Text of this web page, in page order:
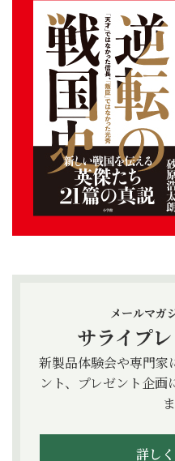
メールマガ
サライプ
新製品体験会や専門家
ント、プレゼント企
詳し